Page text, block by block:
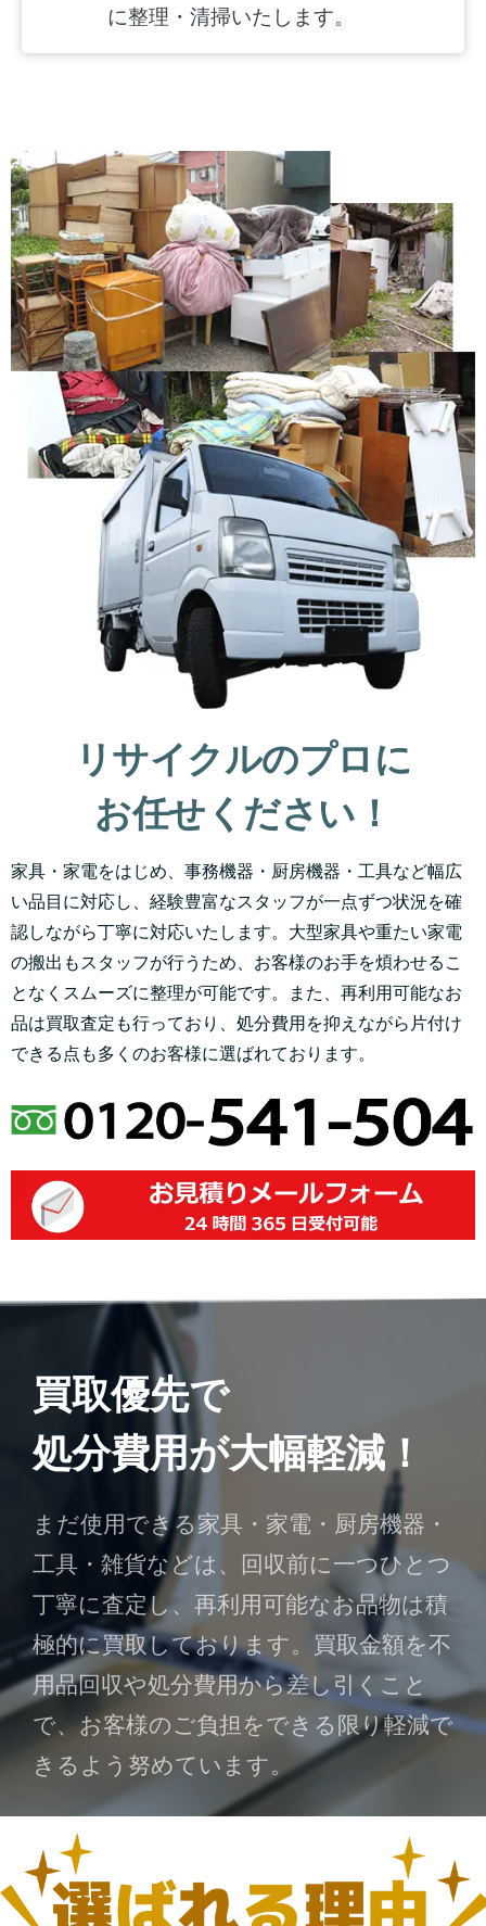
に整理・清掃いたします。
リサイクルのプロに
お任せください！
家具・家電をはじめ、事務機器・厨房機器・工具など幅広
い品目に対応し、経験豊富なスタッフが一点ずつ状況を確
認しながら丁寧に対応いたします。大型家具や重たい家電
の搬出もスタッフが行うため、お客様のお手を煩わせるこ
となくスムーズに整理が可能です。また、再利用可能なお
品は買取査定も行っており、処分費用を抑えながら片付け
できる点も多くのお客様に選ばれております。
買取優先で
処分費用が大幅軽減！
まだ使用できる家具・家電・厨房機器・
工具・雑貨などは、回収前に一つひとつ
丁寧に査定し、再利用可能なお品物は積
極的に買取しております。買取金額を不
用品回収や処分費用から差し引くこと
で、お客様のご負担をできる限り軽減で
きるよう努めています。